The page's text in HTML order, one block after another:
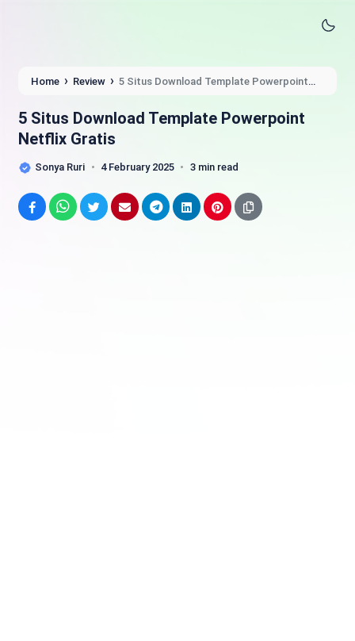
Home › Review › 5 Situs Download Template Powerpoint
5 Situs Download Template Powerpoint
Netflix Gratis
Sonya Ruri 4 February 2025 3 min read